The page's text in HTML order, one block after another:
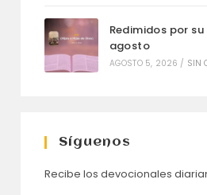
Redimidos por
agosto
AGOSTO 5, 2026 / SIN
Síguenos
Recibe los devocionales